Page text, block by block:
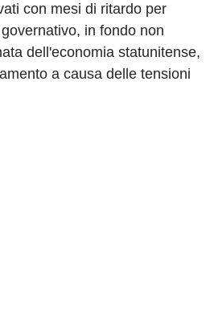
con mesi di ritardo per
in fondo non
dell'economia statunitense,
a causa delle tensioni